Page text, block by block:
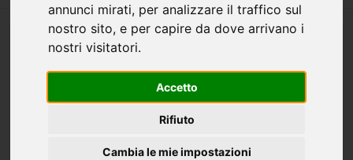
annunci mirati, per analizzare il traffico sul
nostro sito, e per capire da dove arrivano i
nostri visitatori.
Accetto
Rifiuto
Cambia le mie impostazioni